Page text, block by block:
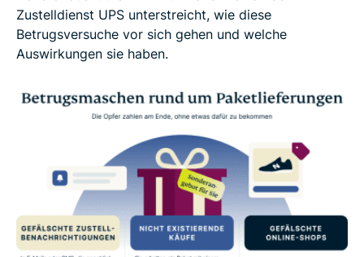
Zustelldienst UPS unterstreicht, wie diese
Betrugsversuche vor sich gehen und welche
Auswirkungen sie haben.